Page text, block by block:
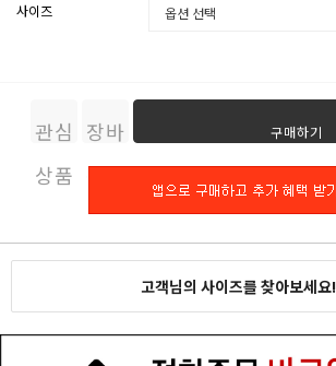
사이즈
관심
상품
장바
구니
구매하기
고객님의 사이즈를 찾아보세요!